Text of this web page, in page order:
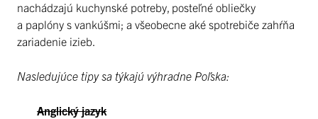
nachádzajú kuchynské potreby, posteľné obliečky
a paplóny s vankúšmi; a všeobecne aké spotrebiče zahŕňa
zariadenie izieb.
Nasledujúce tipy sa týkajú výhradne Poľska:
Anglický jazyk